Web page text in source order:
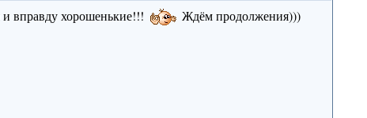
вправду хорошенькие!!! Ждём продолжения)))